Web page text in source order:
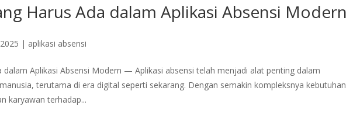
Harus Ada dalam Aplikasi Absensi Modern
| aplikasi absensi
dalam Aplikasi Absensi Modern — Aplikasi absensi telah menjadi alat penting dalam
terutama di era digital seperti sekarang. Dengan semakin kompleksnya kebutuhan
karyawan terhadap...